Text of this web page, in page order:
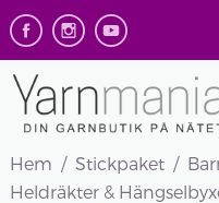
Hem Stickpaket
Heldräkter &